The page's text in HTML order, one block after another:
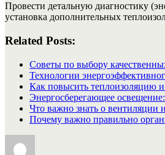
Провести детальную диагностику
установка дополнительных
Related Posts:
Советы по выбору
Технологии
Как повысить теплоизоляцию
Энергосберегающее
Что важно знать о
Почему важно правильно